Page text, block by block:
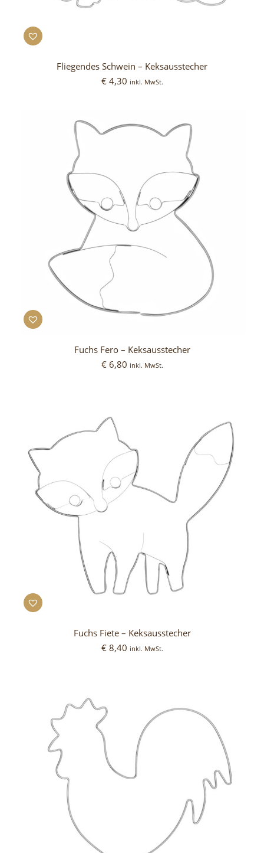
Fliegendes Schwein – Keksausstecher
€4,30 inkl. MwSt.
Fuchs Fero – Keksausstecher
€6,80 inkl. MwSt.
Fuchs Fiete – Keksausstecher
€8,40 inkl. MwSt.